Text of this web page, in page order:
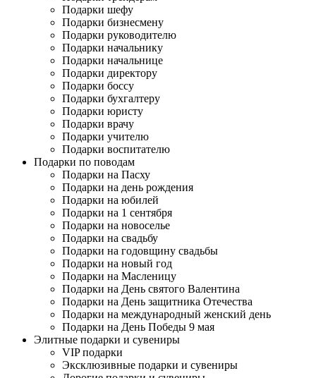
Подарки шефу
Подарки бизнесмену
Подарки руководителю
Подарки начальнику
Подарки начальнице
Подарки директору
Подарки боссу
Подарки бухгалтеру
Подарки юристу
Подарки врачу
Подарки учителю
Подарки воспитателю
Подарки по поводам
Подарки на Пасху
Подарки на день рождения
Подарки на юбилей
Подарки на 1 сентября
Подарки на новоселье
Подарки на свадьбу
Подарки на годовщину свадьбы
Подарки на новый год
Подарки на Масленицу
Подарки на День святого Валентина
Подарки на День защитника Отечества
Подарки на международный женский день
Подарки на День Победы 9 мая
Элитные подарки и сувениры
VIP подарки
Эксклюзивные подарки и сувениры